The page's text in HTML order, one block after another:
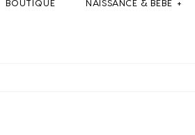
BOUTIQUE NAISSANCE & BEBE